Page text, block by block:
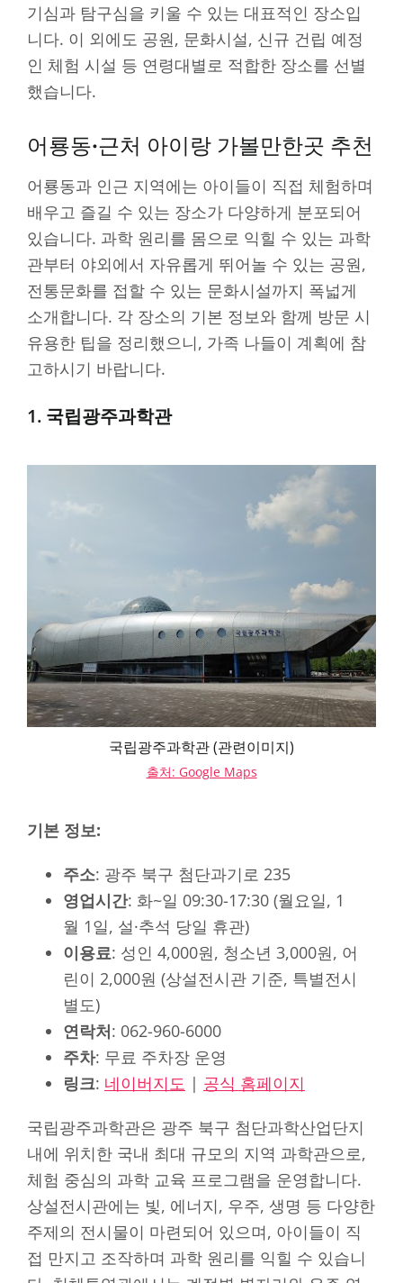
기심과 탐구심을 키울 수 있는 대표적인 장소입
니다. 이 외에도 공원, 문화시설, 신규 건립 예정
인 체험 시설 등 연령대별로 적합한 장소를 선별
했습니다.
어룡동·근처 아이랑 가볼만한곳 추천
어룡동과 인근 지역에는 아이들이 직접 체험하며
배우고 즐길 수 있는 장소가 다양하게 분포되어
있습니다. 과학 원리를 몸으로 익힐 수 있는 과학
관부터 야외에서 자유롭게 뛰어놀 수 있는 공원,
전통문화를 접할 수 있는 문화시설까지 폭넓게
소개합니다. 각 장소의 기본 정보와 함께 방문 시
유용한 팁을 정리했으니, 가족 나들이 계획에 참
고하시기 바랍니다.
1. 국립광주과학관
국립광주과학관 (관련이미지)
출처: Google Maps
기본 정보:
주소: 광주 북구 첨단과기로 235
영업시간: 화~일 09:30-17:30 (월요일, 1
월 1일, 설·추석 당일 휴관)
이용료: 성인 4,000원, 청소년 3,000원, 어
린이 2,000원 (상설전시관 기준, 특별전시
별도)
연락처: 062-960-6000
주차: 무료 주차장 운영
링크: 네이버지도 | 공식 홈페이지
국립광주과학관은 광주 북구 첨단과학산업단지
내에 위치한 국내 최대 규모의 지역 과학관으로,
체험 중심의 과학 교육 프로그램을 운영합니다.
상설전시관에는 빛, 에너지, 우주, 생명 등 다양한
주제의 전시물이 마련되어 있으며, 아이들이 직
접 만지고 조작하며 과학 원리를 익힐 수 있습니